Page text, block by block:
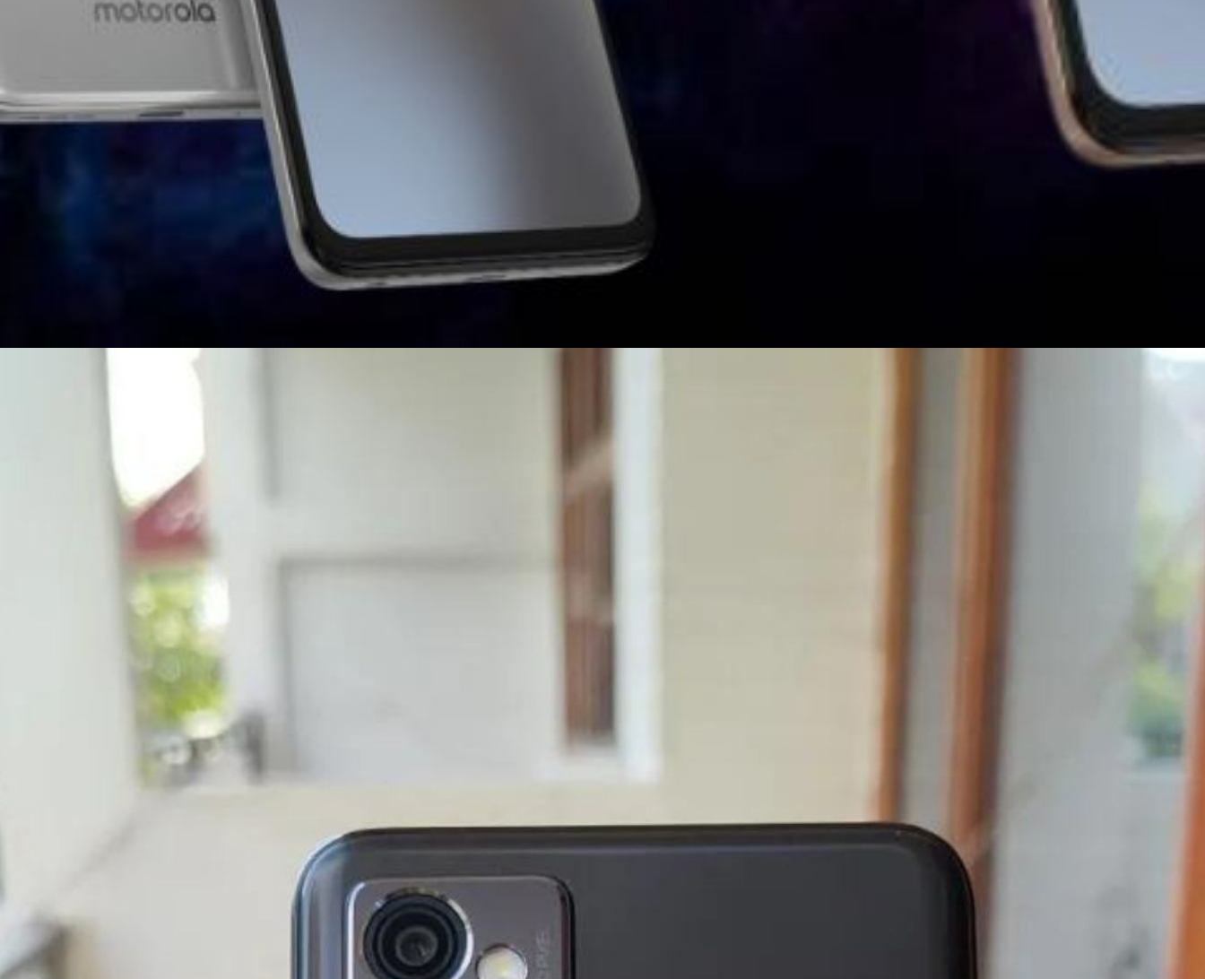
Web Story
Motorola ने भारत में इस
स्मार्टफोन का नया वेरिएंट
8/128 GB के साथ लॉन्च
किया है।